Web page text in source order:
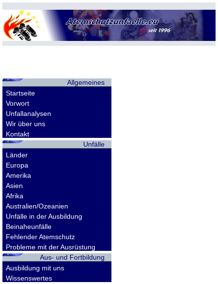
Allgemeines
Startseite
Vorwort
Unfallanalysen
Wir über uns
Kontakt
Unfälle
Länder
Europa
Amerika
Asien
Afrika
Australien/Ozeanien
Unfälle in der Ausbildung
Beinaheunfälle
Fehlender Atemschutz
Probleme mit der Ausrüstung
Aus- und Fortbildung
Ausbildung mit uns
Wissenswertes